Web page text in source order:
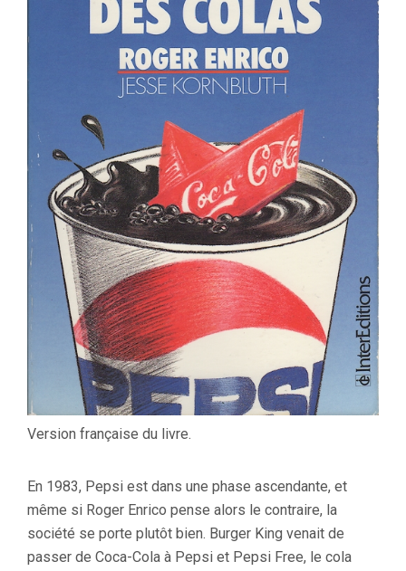
Version française du livre.
En 1983, Pepsi est dans une phase ascendante, et
même si Roger Enrico pense alors le contraire, la
société se porte plutôt bien. Burger King venait de
passer de Coca-Cola à Pepsi et Pepsi Free, le cola